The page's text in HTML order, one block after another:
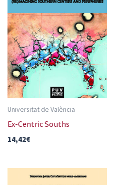
Universitat de València
Ex-Centric Souths
14,42€